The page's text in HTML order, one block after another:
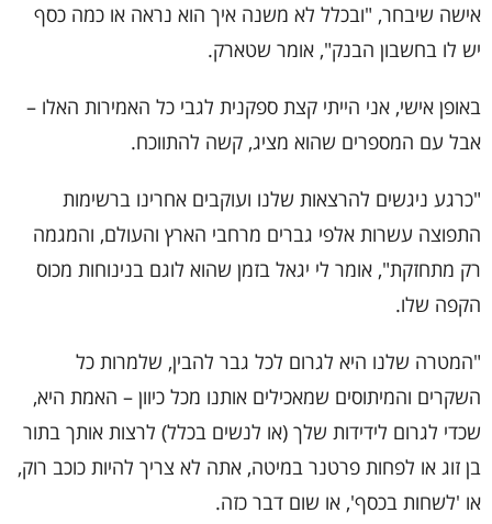
אישה שיבחר, "ובכלל לא משנה איך הוא נראה או כמה כסף
יש לו בחשבון הבנק", אומר שטארק.
באופן אישי, אני הייתי קצת ספקנית לגבי כל האמירות האלו –
אבל עם המספרים שהוא מציג, קשה להתווכח.
"כרגע ניגשים להרצאות שלנו ועוקבים אחרינו ברשימות
התפוצה עשרות אלפי גברים מרחבי הארץ והעולם, והמגמה
רק מתחזקת", אומר לי יגאל בזמן שהוא לוגם בנינוחות מכוס
הקפה שלו.
"המטרה שלנו היא לגרום לכל גבר להבין, שלמרות כל
השקרים והמיתוסים שמאכילים אותנו מכל כיוון – האמת היא,
שכדי לגרום לידידות שלך (או לנשים בכלל) לרצות אותך בתור
בן זוג או לפחות פרטנר במיטה, אתה לא צריך להיות כוכב רוק,
או 'לשחות בכסף', או שום דבר כזה.